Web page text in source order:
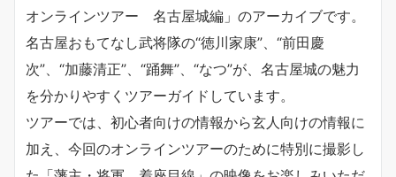
オンラインツアー 名古屋城編」のアーカイブです。
名古屋おもてなし武将隊の“徳川家康”、“前田慶
次”、“加藤清正”、“踊舞”、“なつ”が、名古屋城の魅力
を分かりやすくツアーガイドしています。
ツアーでは、初心者向けの情報から玄人向けの情報に
加え、今回のオンラインツアーのために特別に撮影し